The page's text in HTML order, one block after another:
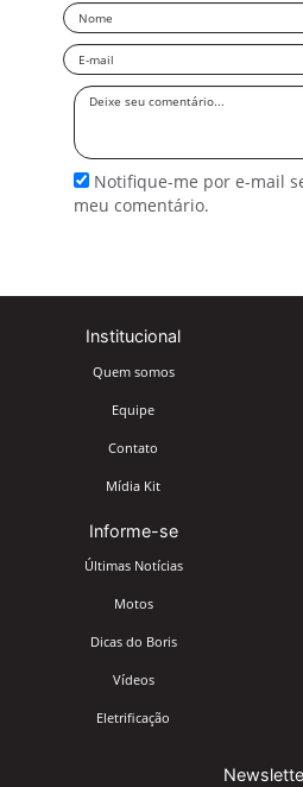
Nome
Email
Deixe
Notifique-me por e-mail
meu comentário.
Institucional
Quem somos
Equipe
Contato
Mídia Kit
Informe-se
Últimas Notícias
Motos
Dicas do Boris
Vídeos
Eletrificação